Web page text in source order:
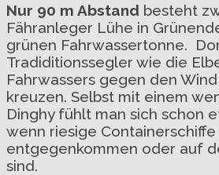
Nur 90 m Abstand besteht
Fähranleger Lühe in
grünen Fahrwassertonne.
Tradiditionssegler wie die
Fahrwassers gegen den
kreuzen. Selbst mit einem
Dinghy fühlt man sich schon
wenn riesige Containerschiffe
entgegenkommen oder auf
sind.